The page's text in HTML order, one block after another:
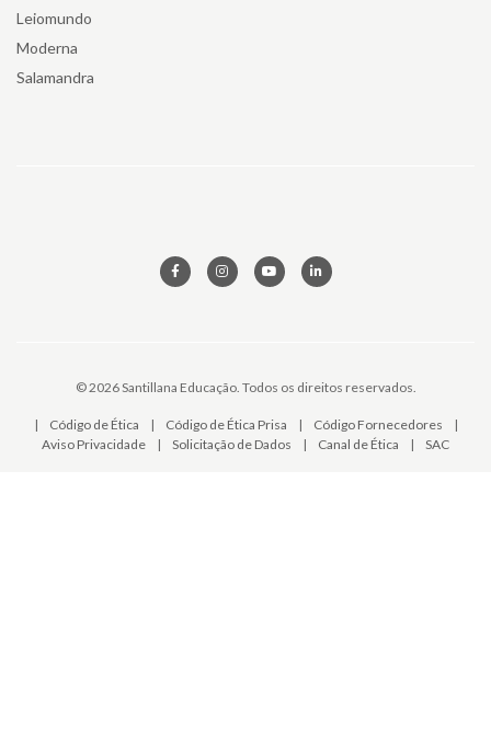
Leiomundo
Moderna
Salamandra
© 2026 Santillana Educação. Todos os direitos reservados.
| Código de Ética | Código de Ética Prisa | Código Fornecedores
|
Aviso Privacidade
| Solicitação de Dados | Canal de Ética | SAC